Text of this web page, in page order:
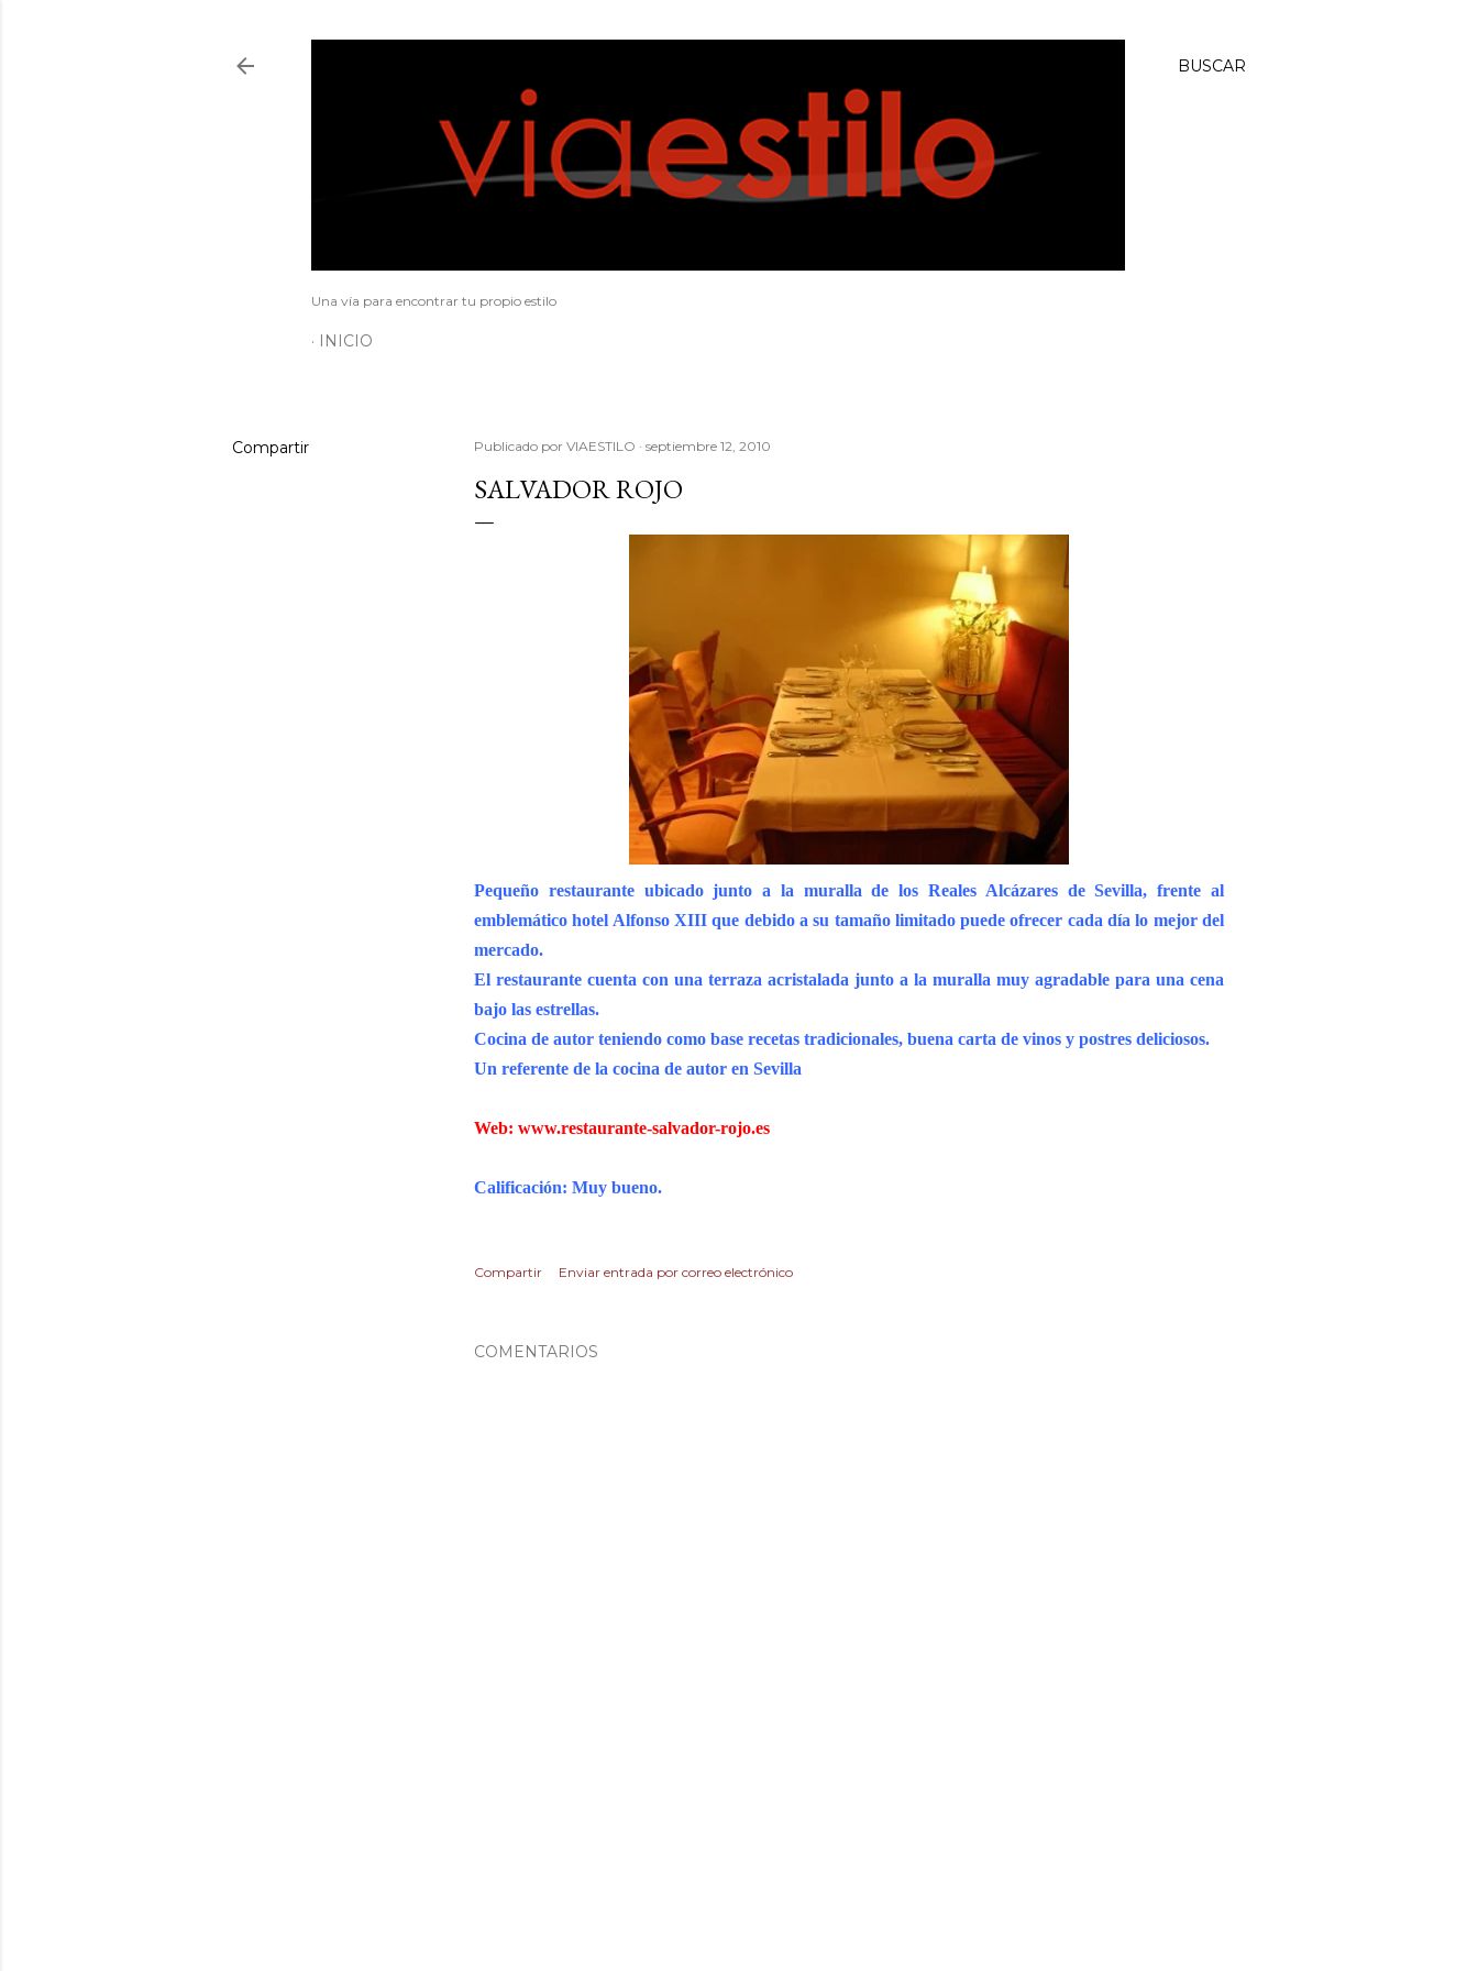
BUSCAR
Una vía para encontrar tu propio estilo
INICIO
Compartir Publicado por VIAESTILO septiembre 12, 2010
SALVADOR ROJO
Pequeño restaurante ubicado junto a la muralla de los Reales Alcázares de Sevilla, frente al
emblemático hotel Alfonso XIII que debido a su tamaño limitado puede ofrecer cada día lo mejor del
mercado.
El restaurante cuenta con una terraza acristalada junto a la muralla muy agradable para una cena
bajo las estrellas.
Cocina de autor teniendo como base recetas tradicionales, buena carta de vinos y postres deliciosos.
Un referente de la cocina de autor en Sevilla
Web: www.restaurante-salvador-rojo.es
Calificación: Muy bueno.
Compartir Enviar entrada por correo electrónico
COMENTARIOS